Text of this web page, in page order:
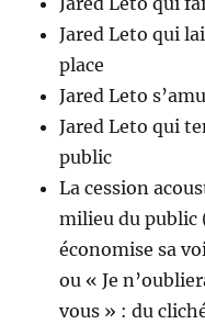
Jared Leto qui
place
Jared Leto
Jared Leto qui
public
La cession
milieu du public
économise sa
ou « Je
vous » : du